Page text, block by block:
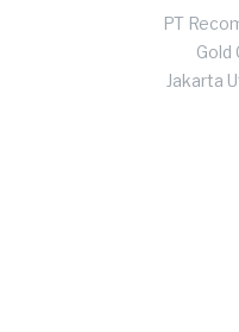
PT
Gold
Jakarta